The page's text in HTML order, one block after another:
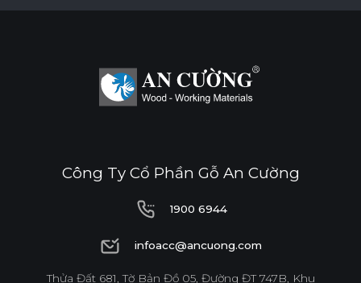
Công Ty Cổ Phần Gỗ An Cường
1900 6944
1900 6944
infoacc@ancuong.com
infoacc@ancuong.com
Thửa Đất 681, Tờ Bản Đồ 05, Đường ĐT 747B, Khu